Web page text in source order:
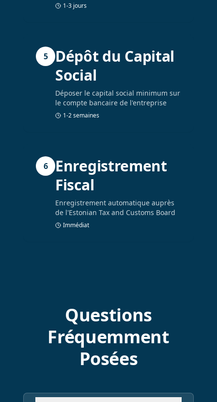
1-3 jours
5
Dépôt du Capital
Social
Déposer le capital social minimum sur
le compte bancaire de l'entreprise
1-2 semaines
6
Enregistrement
Fiscal
Enregistrement automatique auprès
de l'Estonian Tax and Customs Board
Immédiat
Questions
Fréquemment
Posées